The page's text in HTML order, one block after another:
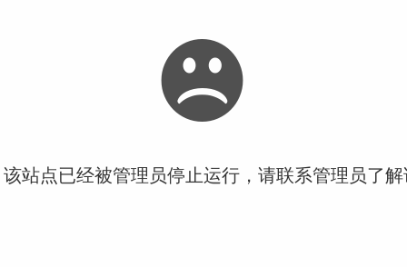
站点已经被管理员停止运行，请联系管理员了